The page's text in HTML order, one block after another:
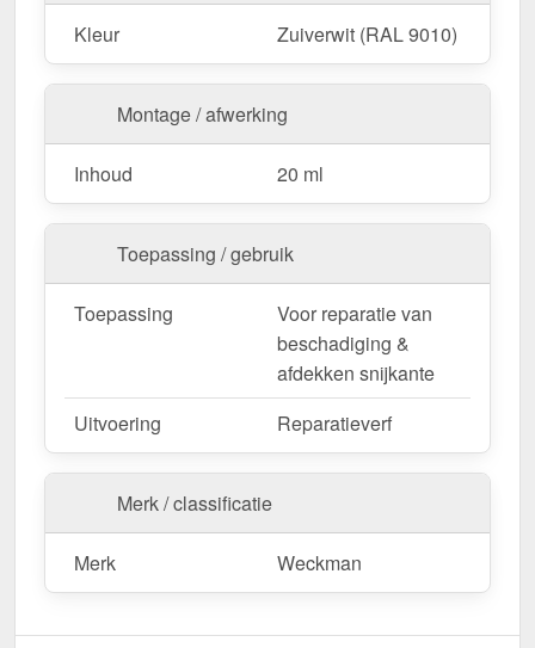
Kleur Zuiverwit (RAL 9010)
Montage / afwerking
Inhoud 20 ml
Toepassing / gebruik
Toepassing
Voor reparatie van
beschadiging &
afdekken snijkante
Uitvoering
Reparatieverf
Merk / classificatie
Merk Weckman